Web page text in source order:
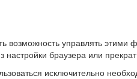
возможность управлять
браузера или
исключительно